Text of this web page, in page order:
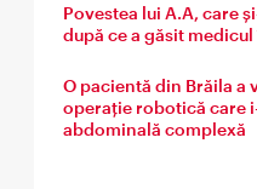
Povestea lui A.A, care
după ce a găsit
O pacientă din Brăila a
operație robotică care
abdominală complexă